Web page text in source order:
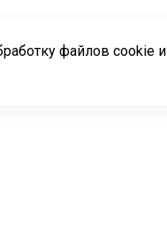
файлов cookie и